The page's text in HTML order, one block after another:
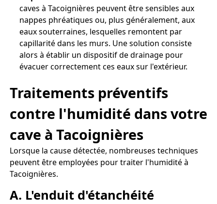
caves à Tacoignières peuvent être sensibles aux
nappes phréatiques ou, plus généralement, aux
eaux souterraines, lesquelles remontent par
capillarité dans les murs. Une solution consiste
alors à établir un dispositif de drainage pour
évacuer correctement ces eaux sur l'extérieur.
Traitements préventifs
contre l'humidité dans votre
cave à Tacoignières
Lorsque la cause détectée, nombreuses techniques
peuvent être employées pour traiter l'humidité à
Tacoignières.
A. L'enduit d'étanchéité